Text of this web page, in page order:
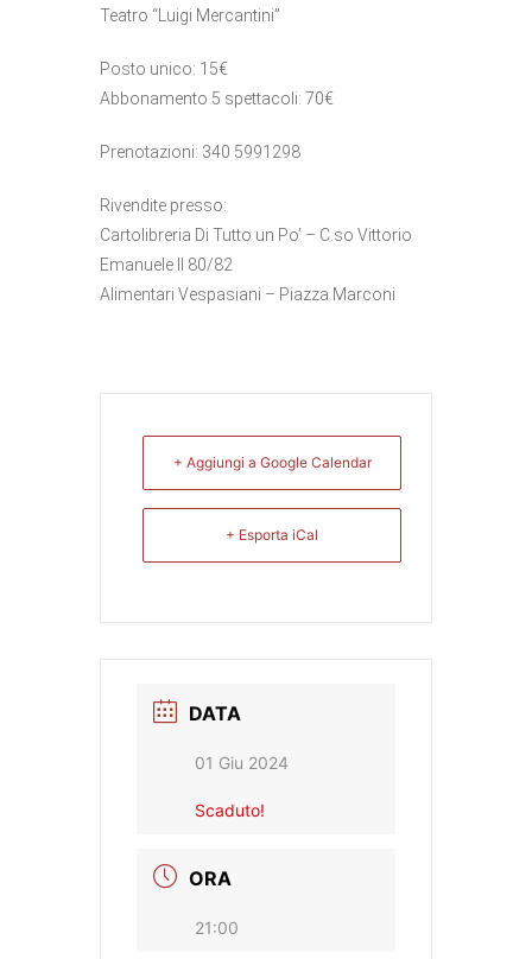
Teatro “Luigi Mercantini”
Posto unico: 15€
Abbonamento 5 spettacoli: 70€
Prenotazioni: 340 5991298
Rivendite presso:
Cartolibreria Di Tutto un Po’ – C.so Vittorio
Emanuele II 80/82
Alimentari Vespasiani – Piazza Marconi
+ Aggiungi a Google Calendar
+ Esporta iCal
DATA
01 Giu 2024
Scaduto!
ORA
21:00